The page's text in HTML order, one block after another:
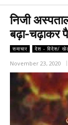
निजी
बढ़ा-चढ़ाकर
समाचार देश - विदेश/
November 23, 2020